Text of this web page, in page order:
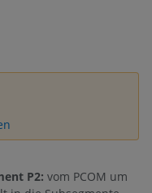
P2: vom PCOM um